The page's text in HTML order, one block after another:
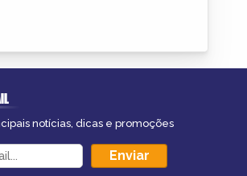
notícias, dicas e promoções